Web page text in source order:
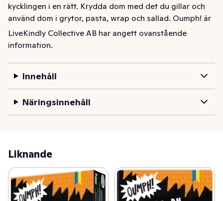
kycklingen i en rätt. Krydda dom med det du gillar och
använd dom i grytor, pasta, wrap och sallad. Oumph! är
grymt god vegetarisk mat som är lätt att tillaga och bra
för planeten.
LiveKindly Collective AB har angett ovanstående
information.
Innehåll
Näringsinnehåll
Liknande